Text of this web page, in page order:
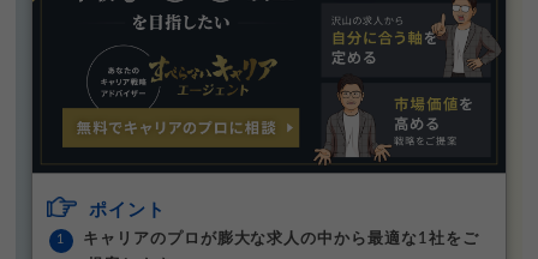
ポイント
キャリアのプロが膨大な求人の中から最適な1社をご